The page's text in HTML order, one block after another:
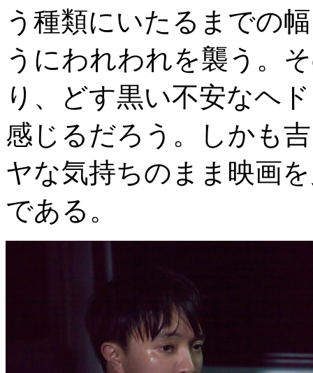
う種類にいたるまでの
うにわれわれを襲う。
り、どす黒い不安なヘ
感じるだろう。しかも
ヤな気持ちのまま映画
である。